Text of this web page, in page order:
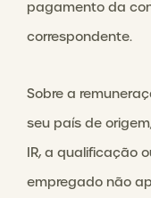
pagamento da
correspondente.
Sobre a
seu país de
IR, a qualificação
empregado não